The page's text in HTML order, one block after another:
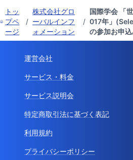
トッ
プペ
ージ
/
株式会社グロ
ーバルインフ
ォメーション
/
国際学会 「
017年」
の参加お申
運営会社
サービス・料金
サービス説明会
特定商取引法に基づく表記
利用規約
プライバシーポリシー